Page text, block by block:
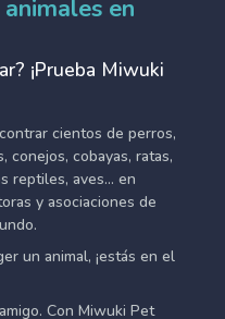
en
¡Prueba Miwuki
cientos de perros,
conejos, cobayas, ratas,
reptiles, aves... en
y asociaciones de
un animal, ¡estás en el
Con Miwuki Pet